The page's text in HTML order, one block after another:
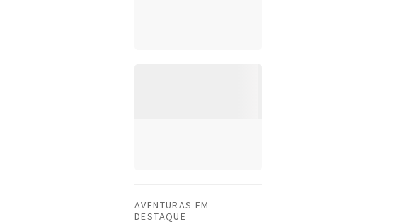
AVENTURAS EM
DESTAQUE